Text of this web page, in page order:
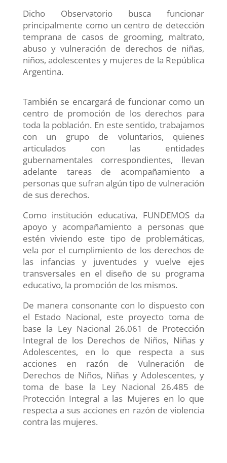
Dicho Observatorio busca funcionar
principalmente como un centro de detección
temprana de casos de grooming, maltrato,
abuso y vulneración de derechos de niñas,
niños, adolescentes y mujeres de la República
Argentina.
También se encargará de funcionar como un
centro de promoción de los derechos para
toda la población. En este sentido, trabajamos
con un grupo de voluntarios, quienes
articulados con las entidades
gubernamentales correspondientes, llevan
adelante tareas de acompañamiento a
personas que sufran algún tipo de vulneración
de sus derechos.
Como institución educativa, FUNDEMOS da
apoyo y acompañamiento a personas que
estén viviendo este tipo de problemáticas,
vela por el cumplimiento de los derechos de
las infancias y juventudes y vuelve ejes
transversales en el diseño de su programa
educativo, la promoción de los mismos.
De manera consonante con lo dispuesto con
el Estado Nacional, este proyecto toma de
base la Ley Nacional 26.061 de Protección
Integral de los Derechos de Niños, Niñas y
Adolescentes, en lo que respecta a sus
acciones en razón de Vulneración de
Derechos de Niños, Niñas y Adolescentes, y
toma de base la Ley Nacional 26.485 de
Protección Integral a las Mujeres en lo que
respecta a sus acciones en razón de violencia
contra las mujeres.